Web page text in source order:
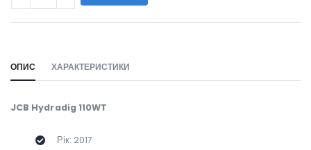
ОПИС ХАРАКТЕРИСТИКИ
JCB Hydradig 110WT
Рік: 2017